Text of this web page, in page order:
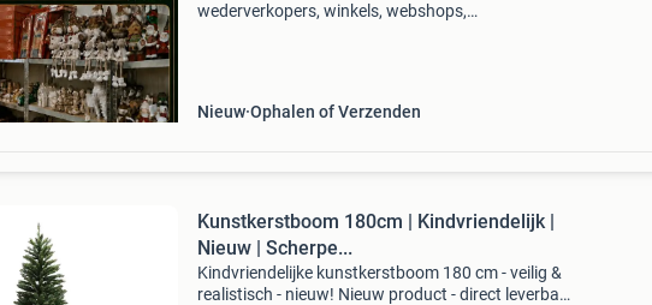
wederverkopers, winkels, webshops,
Nieuw Ophalen of Verzenden
Kunstkerstboom 180cm | Kindvriendelijk |
Nieuw | Scherpe...
Kindvriendelijke kunstkerstboom 180 cm - veilig &
realistisch - nieuw! Nieuw product - direct leverbaar